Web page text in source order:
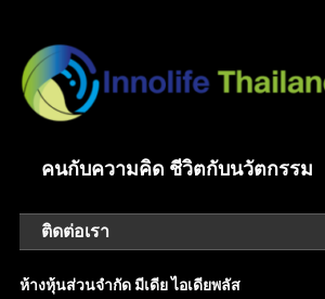
คนกับความคิด ชีวิตกับนวัตกรรม
ติดต่อเรา
ห้างหุ้นส่วนจำกัด มีเดีย ไอเดียพลัส